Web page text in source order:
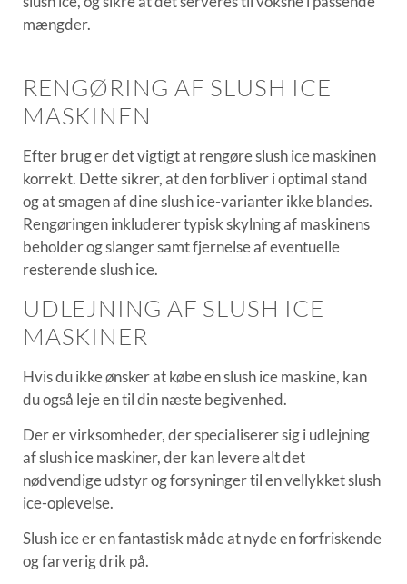
mængder.
RENGØRING AF SLUSH ICE
MASKINEN
Efter brug er det vigtigt at rengøre slush ice maskinen
korrekt. Dette sikrer, at den forbliver i optimal stand
og at smagen af dine slush ice-varianter ikke blandes.
Rengøringen inkluderer typisk skylning af maskinens
beholder og slanger samt fjernelse af eventuelle
resterende slush ice.
UDLEJNING AF SLUSH ICE
MASKINER
Hvis du ikke ønsker at købe en slush ice maskine, kan
du også leje en til din næste begivenhed.
Der er virksomheder, der specialiserer sig i udlejning
af slush ice maskiner, der kan levere alt det
nødvendige udstyr og forsyninger til en vellykket slush
ice-oplevelse.
Slush ice er en fantastisk måde at nyde en forfriskende
og farverig drik på.